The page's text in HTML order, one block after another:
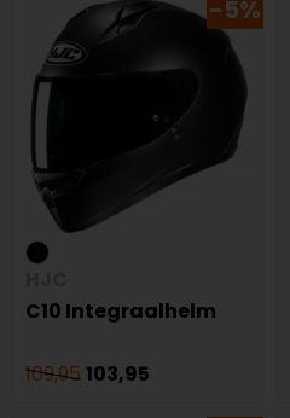
-5%
C10 Integraalhelm
109,95 103,95